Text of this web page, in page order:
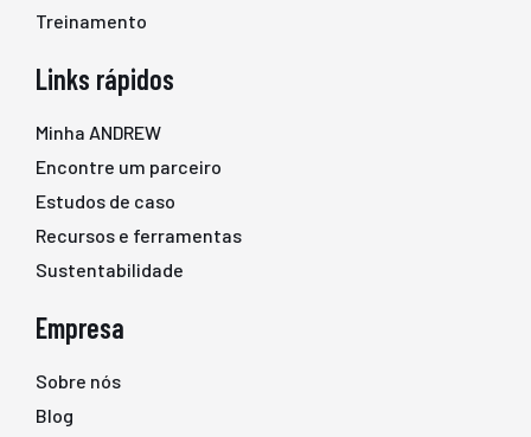
Treinamento
Links rápidos
Minha ANDREW
Encontre um parceiro
Estudos de caso
Recursos e ferramentas
Sustentabilidade
Empresa
Sobre nós
Blog